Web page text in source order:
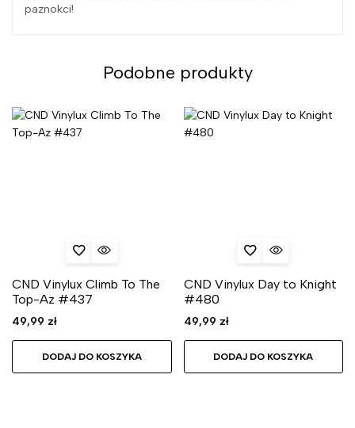
paznokci!
Podobne produkty
CND Vinylux Climb To The
Top-Az #437
49,99 zł
DODAJ DO KOSZYKA
CND Vinylux Day to Knight
#480
49,99 zł
DODAJ DO KOSZYKA